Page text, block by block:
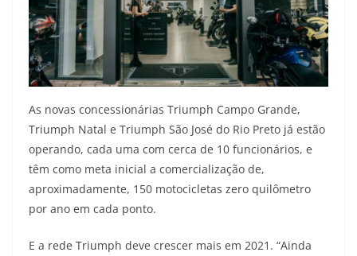
As novas concessionárias Triumph Campo Grande,
Triumph Natal e Triumph São José do Rio Preto já estão
operando, cada uma com cerca de 10 funcionários, e
têm como meta inicial a comercialização de,
aproximadamente, 150 motocicletas zero quilômetro
por ano em cada ponto.
E a rede Triumph deve crescer mais em 2021. “Ainda